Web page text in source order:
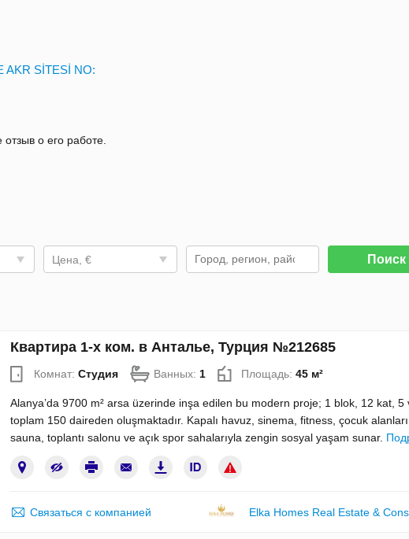
AKR SİTESİ NO:
о его работе.
Цена, € Поиск
Квартира 1-х ком. в Анталье, Турция №212685
Комнат: Студия Ванных: 1 Площадь: 45 м²
Alanya’da 9700 m² arsa üzerinde inşa edilen bu modern proje; 1 blok, 12 kat, 5
toplam 150 daireden oluşmaktadır. Kapalı havuz, sinema, fitness, çocuk alanları,
sauna, toplantı salonu ve açık spor sahalarıyla zengin sosyal yaşam sunar.
Связаться с компанией Elka Homes Real Estate &